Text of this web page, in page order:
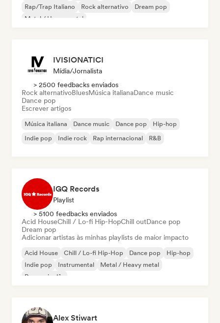
Rap/Trap Italiano
Rock alternativo
Dream pop
Metal / Heavy metal
IVISIONATICI
Mídia/Jornalista
> 2500 feedbacks enviados
Rock alternativoBluesMúsica italianaDance music
Dance pop
Escrever artigos
Música italiana Dance music Dance pop
Hip-hop
Indie pop
Indie rock Rap internacional R&B
IGQ Records
Playlist
> 5100 feedbacks enviados
Acid HouseChill / Lo-fi Hip-HopChill outDance pop
Dream pop
Adicionar artistas às minhas playlists de maior impacto
Acid House Chill / Lo-fi Hip-Hop Dance pop
Hip-hop
Indie pop
Instrumental
Metal / Heavy metal
Rap em inglês
Alex Stiwart